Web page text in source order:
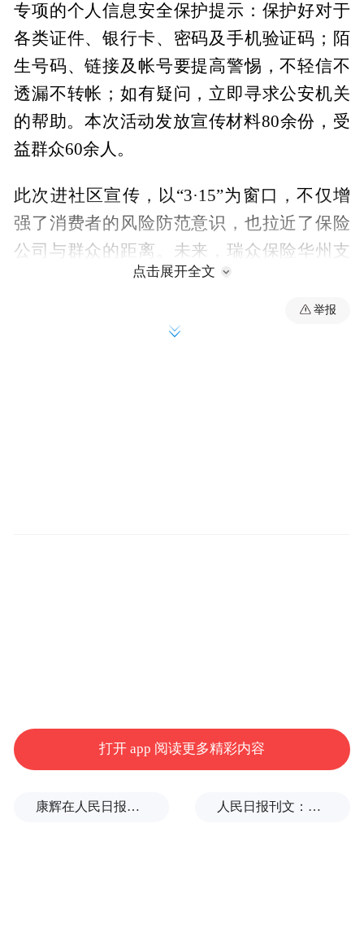
专项的个人信息安全保护提示：保护好对于
各类证件、银行卡、密码及手机验证码；陌
生号码、链接及帐号要提高警惕，不轻信不
透漏不转帐；如有疑问，立即寻求公安机关
的帮助。本次活动发放宣传材料80余份，受
益群众60余人。
此次进社区宣传，以“3·15”为窗口，不仅增
强了消费者的风险防范意识，也拉近了保险
公司与群众的距离。未来，瑞众保险华州支
公司会持续开展多样化消保宣传活动，为构
建安全、健康的金融消费环境贡献力量。
点击展开全文
举报
打开 app 阅读更多精彩内容
康辉在人民日报撰文：小字典有大力量 人民日报刊文：挡“张雪机车”，民进党当局怕什么